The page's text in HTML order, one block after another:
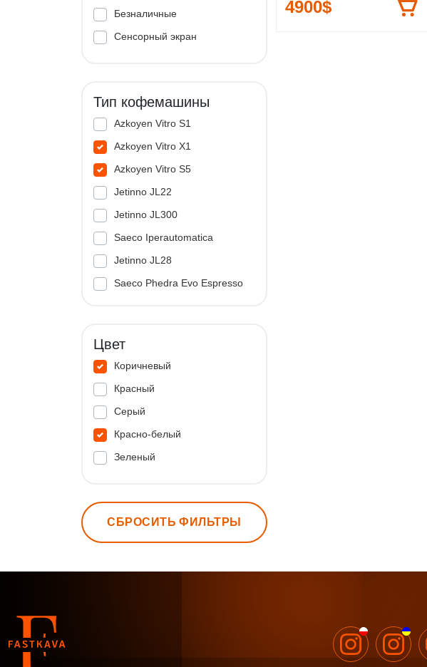
Безналичные
Сенсорный экран
Тип кофемашины
Azkoyen Vitro S1
Azkoyen Vitro X1
Azkoyen Vitro S5
Jetinno JL22
Jetinno JL300
Saeco Iperautomatica
Jetinno JL28
Saeco Phedra Evo Espresso
Цвет
Коричневый
Красный
Серый
Красно-белый
Зеленый
СБРОСИТЬ ФИЛЬТРЫ
4900$